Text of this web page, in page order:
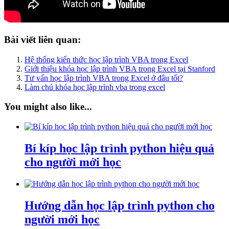
Bài viết liên quan:
Hệ thống kiến thức học lập trình VBA trong Excel
Giới thiệu khóa học lập trình VBA trong Excel tại Stanford
Tư vấn học lập trình VBA trong Excel ở đâu tốt?
Làm chủ khóa học lập trình vba trong excel
You might also like...
Bí kíp học lập trình python hiệu quả
cho người mới học
Hướng dẫn học lập trình python cho
người mới học